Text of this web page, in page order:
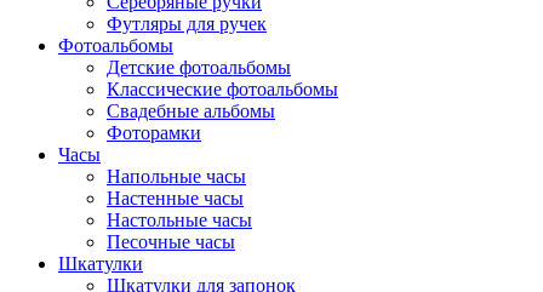
Футляры для ручек
Фотоальбомы
Детские фотоальбомы
Классические фотоальбомы
Свадебные альбомы
Фоторамки
Часы
Напольные часы
Настенные часы
Настольные часы
Песочные часы
Шкатулки
Шкатулки для запонок